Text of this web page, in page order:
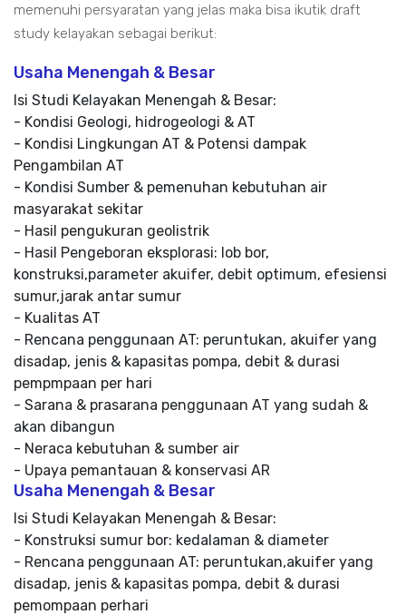
memenuhi persyaratan yang jelas maka bisa ikutik draft
study kelayakan sebagai berikut:
Usaha Menengah & Besar
Isi Studi Kelayakan Menengah & Besar:
- Kondisi Geologi, hidrogeologi & AT
- Kondisi Lingkungan AT & Potensi dampak
Pengambilan AT
- Kondisi Sumber & pemenuhan kebutuhan air
masyarakat sekitar
- Hasil pengukuran geolistrik
- Hasil Pengeboran eksplorasi: lob bor,
konstruksi,parameter akuifer, debit optimum, efesiensi
sumur,jarak antar sumur
- Kualitas AT
- Rencana penggunaan AT: peruntukan, akuifer yang
disadap, jenis & kapasitas pompa, debit & durasi
pempmpaan per hari
- Sarana & prasarana penggunaan AT yang sudah &
akan dibangun
- Neraca kebutuhan & sumber air
- Upaya pemantauan & konservasi AR
Usaha Menengah & Besar
Isi Studi Kelayakan Menengah & Besar:
- Konstruksi sumur bor: kedalaman & diameter
- Rencana penggunaan AT: peruntukan,akuifer yang
disadap, jenis & kapasitas pompa, debit & durasi
pemompaan perhari